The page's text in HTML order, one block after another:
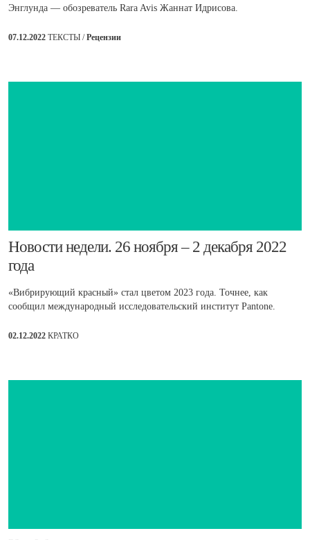
Энглунда — обозреватель Rara Avis Жаннат Идрисова.
07.12.2022 ТЕКСТЫ /Рецензии
​Новости недели. 26 ноября – 2 декабря 2022
года
«Вибрирующий красный» стал цветом 2023 года. Точнее, как
сообщил международный исследовательский институт Pantone.
02.12.2022 КРАТКО